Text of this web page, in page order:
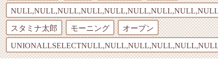
スタミナ太郎 モーニング オープン